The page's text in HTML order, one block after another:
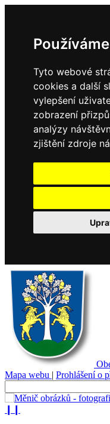
Tyto webové
cookies a další
vylepšení
zobrazení
analýzy
zjištění zdroje
Mapa webu | Prohlášení o